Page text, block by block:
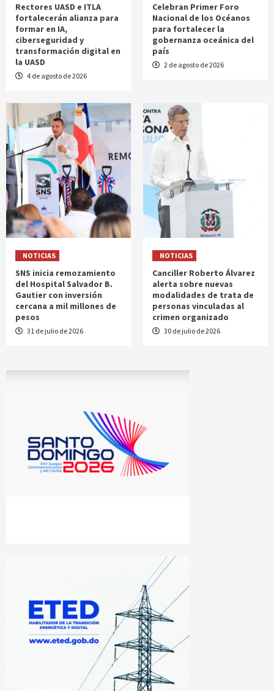
Rectores UASD e ITLA
fortalecerán alianza para
formar en IA,
ciberseguridad y
transformación digital en
la UASD
4 de agosto de 2026
Celebran Primer Foro
Nacional de los Océanos
para fortalecer la
gobernanza oceánica del
país
2 de agosto de 2026
NOTICIAS
SNS inicia remozamiento
del Hospital Salvador B.
Gautier con inversión
cercana a mil millones de
pesos
31 de julio de 2026
NOTICIAS
Canciller Roberto Álvarez
alerta sobre nuevas
modalidades de trata de
personas vinculadas al
crimen organizado
30 de julio de 2026